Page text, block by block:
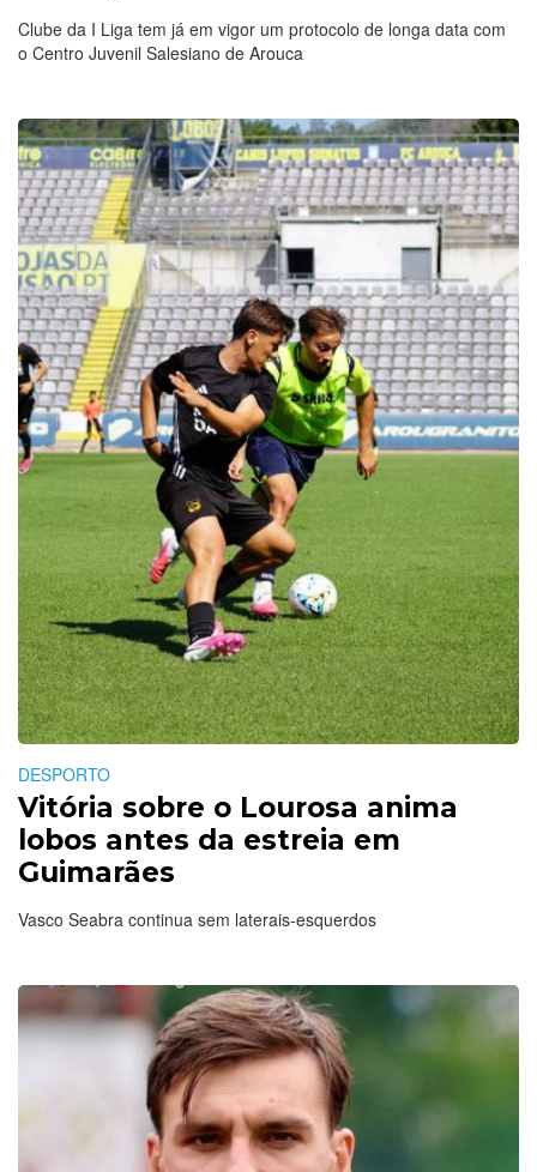
Clube da I Liga tem já em vigor um protocolo de longa data com
o Centro Juvenil Salesiano de Arouca
DESPORTO
Vitória sobre o Lourosa anima
lobos antes da estreia em
Guimarães
Vasco Seabra continua sem laterais-esquerdos